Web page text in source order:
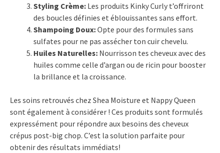
Styling Crème: Les produits Kinky Curly t’offriront
des boucles définies et éblouissantes sans effort.
Shampoing Doux:Opte pour des formules sans
sulfates pour ne pas assécher ton cuir chevelu.
Huiles Naturelles: Nourrisson tes cheveux avec des
huiles comme celle d’argan ou de ricin pour booster
la brillance et la croissance.
Les soins retrouvés chez Shea Moisture et Nappy Queen
sont également à considérer ! Ces produits sont formulés
expressément pour répondre aux besoins des cheveux
crépus post-big chop. C’est la solution parfaite pour
obtenir des résultats immédiats!